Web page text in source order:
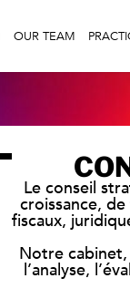
OUR TEAM
Le conseil
croissance,
fiscaux,
Notre
l’analyse,